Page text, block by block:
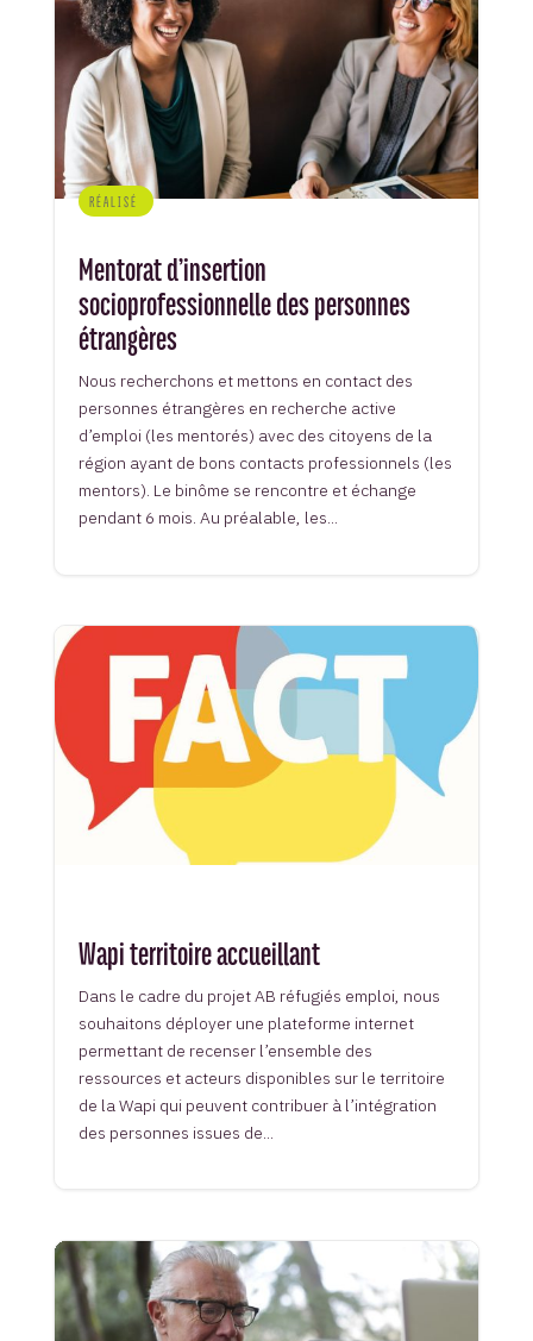
RÉALISÉ
Mentorat d’insertion
socioprofessionnelle des personnes
étrangères
Nous recherchons et mettons en contact des
personnes étrangères en recherche active
d’emploi (les mentorés) avec des citoyens de la
région ayant de bons contacts professionnels (les
mentors). Le binôme se rencontre et échange
pendant 6 mois. Au préalable, les...
Wapi territoire accueillant
Dans le cadre du projet AB réfugiés emploi, nous
souhaitons déployer une plateforme internet
permettant de recenser l’ensemble des
ressources et acteurs disponibles sur le territoire
de la Wapi qui peuvent contribuer à l’intégration
des personnes issues de...